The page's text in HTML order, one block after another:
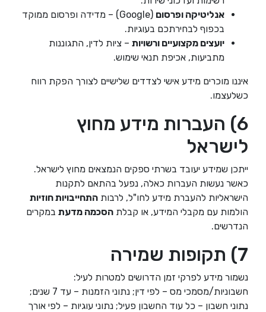
אנליטיקה ופרסום
(Google) – מדידה ופרסום ממוקד
בכפוף לבחירתכם בעוגיות.
יועצים מקצועיים ורשויות – ציות לדין, התגוננות
מתביעות, אכיפת תנאי שימוש.
איננו מוכרים מידע אישי לצדדים שלישיים לצורך הפקת רווח
כשלעצמו.
6) העברות מידע מחוץ
לישראל
ייתכן שמידע יעובד בשרתי ספקים הנמצאים מחוץ לישראל.
כאשר נעשות העברות כאלה, נפעל בהתאם לתקנות
הישראליות להעברת מידע לחו"ל, לרבות התחייבויות חוזיות
הולמות עם מקבלי המידע, או קבלת הסכמה מדעת במקרים
הנדרשים.
7) תקופות שמירה
נשמור מידע לפרקי זמן הדרושים למטרות לעיל:
חשבוניות/מסמכי מס – לפי דין; נתוני הזמנות – עד 7 שנים;
נתוני חשבון – כל עוד החשבון פעיל; נתוני עוגיות – לפי אורך